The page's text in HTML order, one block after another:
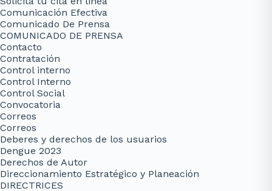
Comunicación Efectiva
Comunicado De Prensa
COMUNICADO DE PRENSA
Contacto
Contratación
Control interno
Control Interno
Control Social
Convocatoria
Correos
Correos
Deberes y derechos de los usuarios
Dengue 2023
Derechos de Autor
Direccionamiento Estratégico y Planeación
DIRECTRICES